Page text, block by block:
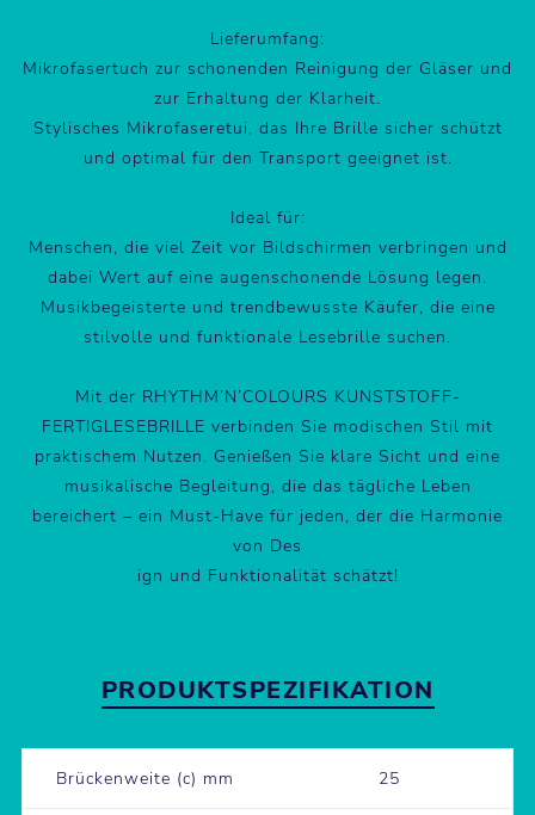
Lieferumfang:
Mikrofasertuch zur schonenden Reinigung der Gläser und
zur Erhaltung der Klarheit.
Stylisches Mikrofaseretui, das Ihre Brille sicher schützt
und optimal für den Transport geeignet ist.
Ideal für:
Menschen, die viel Zeit vor Bildschirmen verbringen und
dabei Wert auf eine augenschonende Lösung legen.
Musikbegeisterte und trendbewusste Käufer, die eine
stilvolle und funktionale Lesebrille suchen.
Mit der RHYTHM’N’COLOURS KUNSTSTOFF-
FERTIGLESEBRILLE verbinden Sie modischen Stil mit
praktischem Nutzen. Genießen Sie klare Sicht und eine
musikalische Begleitung, die das tägliche Leben
bereichert – ein Must-Have für jeden, der die Harmonie
von Des
ign und Funktionalität schätzt!
PRODUKTSPEZIFIKATION
Brückenweite (c) mm 25